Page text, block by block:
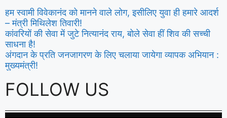
हम स्वामी विवेकानंद को मानने वाले लोग, इसीलिए युवा ही हमारे आदर्श
– मंत्री मिथिलेश तिवारी!
कांवरियों की सेवा में जुटे नित्यानंद राय, बोले सेवा हीं शिव की सच्ची
साधना है!
अंगदान के प्रति जनजागरण के लिए चलाया जायेगा व्यापक अभियान :
मुख्यमंत्री!
FOLLOW US